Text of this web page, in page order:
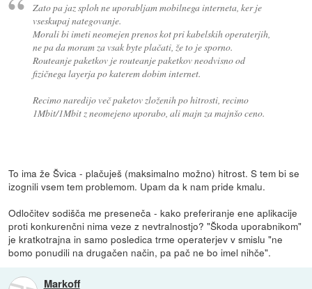
Zato pa jaz sploh ne uporabljam mobilnega interneta, ker je
vseskupaj nategovanje.
Morali bi imeti neomejen prenos kot pri kabelskih operaterjih,
ne pa da moram za vsak byte plačati, že to je sporno.
Routeanje paketkov je routeanje paketkov neodvisno od
fizičnega layerja po katerem dobim internet.
Recimo naredijo več paketov zloženih po hitrosti, recimo
1Mbit/1Mbit z neomejeno uporabo, ali majn za majnšo ceno.
To ima že Švica - plačuješ (maksimalno možno) hitrost. S tem bi se
izognili vsem tem problemom. Upam da k nam pride kmalu.
Odločitev sodišča me preseneča - kako preferiranje ene aplikacije
proti konkurenčni nima veze z nevtralnostjo? "Škoda uporabnikom"
je kratkotrajna in samo posledica trme operaterjev v smislu "ne
bomo ponudili na drugačen način, pa pač ne bo imel nihče".
Markoff